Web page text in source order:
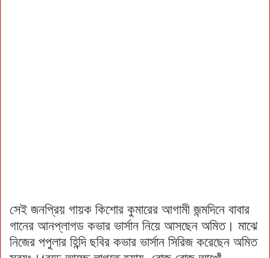
সেই জনপ্রিয় গায়ক কিশোর কুমারের আগামী জন্মদিনে বাবার
গানের আনপ্লাগড কভার ভার্সান নিয়ে আসছেন অমিত। মাঝে
নিজের পপুলার হিন্দি ছবির কভার ভার্সান সিরিজ করেছেন অমিত